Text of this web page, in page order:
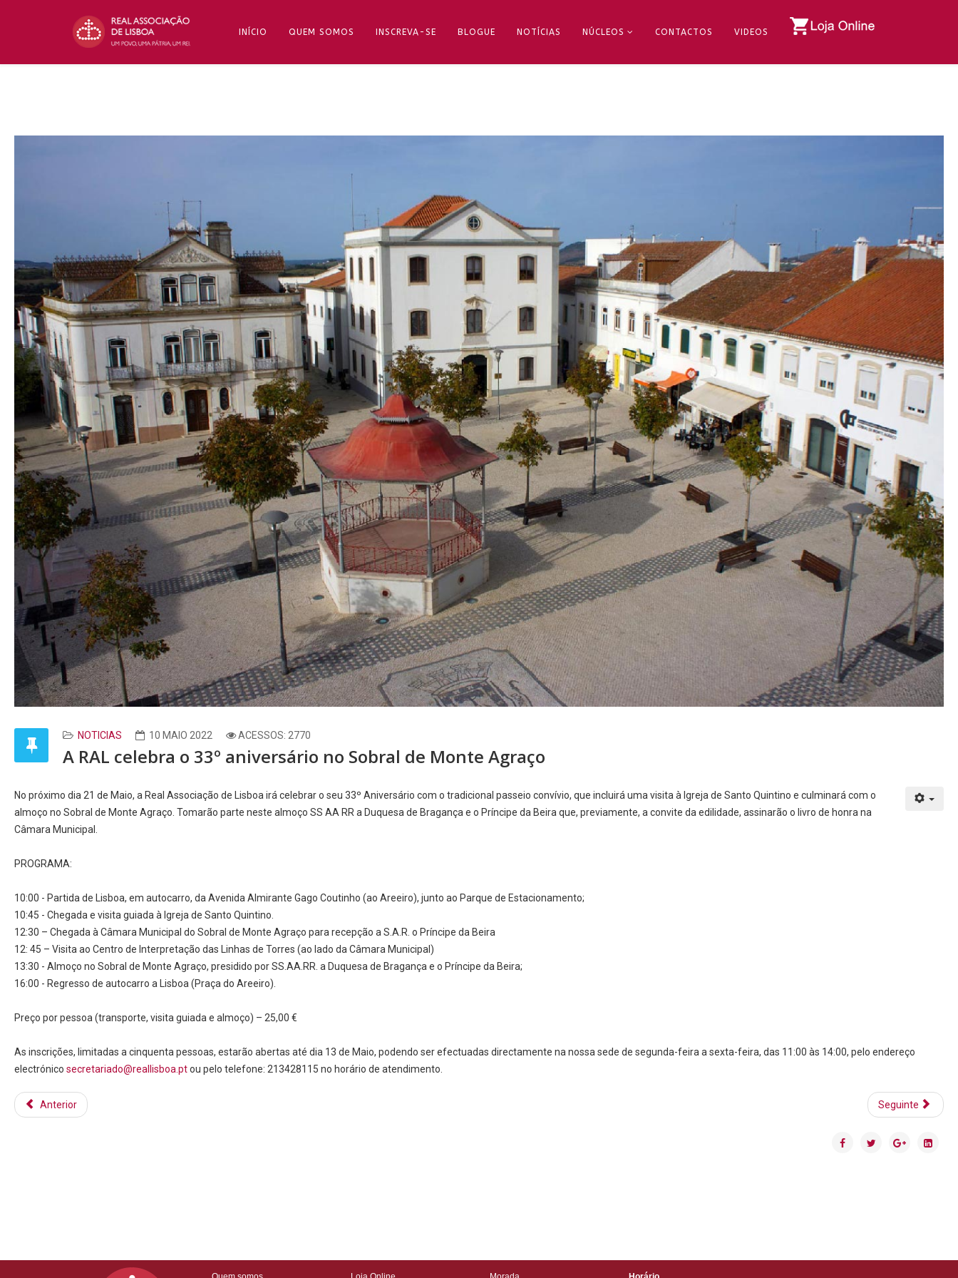
INÍCIO QUEM SOMOS INSCREVA-SE BLOGUE NOTÍCIAS NÚCLEOS CONTACTOS VIDEOS
NOTICIAS 10 MAIO 2022 ACESSOS: 2770
A RAL celebra o 33º aniversário no Sobral de Monte Agraço
No próximo dia 21 de Maio, a Real Associação de Lisboa irá celebrar o seu 33º Aniversário com o tradicional passeio convívio, que incluirá uma visita à Igreja de Santo Quintino e culminará com o
almoço no Sobral de Monte Agraço. Tomarão parte neste almoço SS AA RR a Duquesa de Bragança e o Príncipe da Beira que, previamente, a convite da edilidade, assinarão o livro de honra na
Câmara Municipal.
PROGRAMA:
10:00 - Partida de Lisboa, em autocarro, da Avenida Almirante Gago Coutinho (ao Areeiro), junto ao Parque de Estacionamento;
10:45 - Chegada e visita guiada à Igreja de Santo Quintino.
12:30 – Chegada à Câmara Municipal do Sobral de Monte Agraço para recepção a S.A.R. o Príncipe da Beira
12: 45 – Visita ao Centro de Interpretação das Linhas de Torres (ao lado da Câmara Municipal)
13:30 - Almoço no Sobral de Monte Agraço, presidido por SS.AA.RR. a Duquesa de Bragança e o Príncipe da Beira;
16:00 - Regresso de autocarro a Lisboa (Praça do Areeiro).
Preço por pessoa (transporte, visita guiada e almoço) – 25,00 €
As inscrições, limitadas a cinquenta pessoas, estarão abertas até dia 13 de Maio, podendo ser efectuadas directamente na nossa sede de segunda-feira a sexta-feira, das 11:00 às 14:00, pelo endereço
electrónico secretariado@reallisboa.ptou pelo telefone: 213428115 no horário de atendimento.
Anterior Seguinte